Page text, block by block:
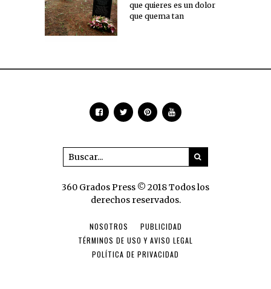
que quieres es un dolor
que quema tan
360 Grados Press © 2018 Todos los
derechos reservados.
NOSOTROS
PUBLICIDAD
TÉRMINOS DE USO Y AVISO LEGAL
POLÍTICA DE PRIVACIDAD